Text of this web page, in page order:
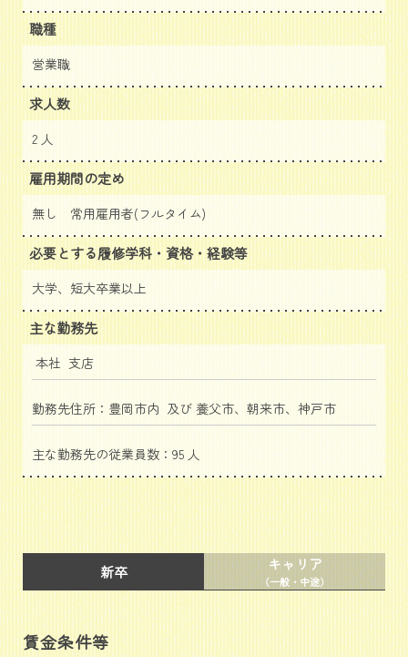
職種
営業職
求人数
2 人
雇用期間の定め
無し 常用雇用者(フルタイム)
必要とする履修学科・資格・経験等
大学、短大卒業以上
主な勤務先
本社 支店
勤務先住所：豊岡市内 及び 養父市、朝来市、神戸市
主な勤務先の従業員数：95 人
新卒 キャリア
（一般・中途）
賃金条件等